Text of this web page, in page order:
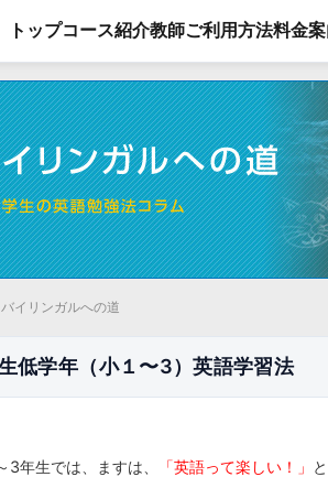
トップコース紹介教師ご利用方法料金
バイリンガルへの道
低学年（小１〜3）英語学習法
3年生では、ますは、 「英語って楽しい！」